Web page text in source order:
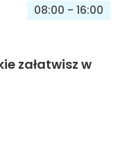
08:00 - 16:00
załatwisz w